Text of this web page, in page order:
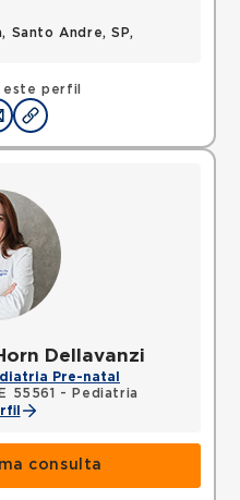
este perfil
Santo Andre, SP,
Dellavanzi
Pre-natal
55561 - Pediatria
consulta